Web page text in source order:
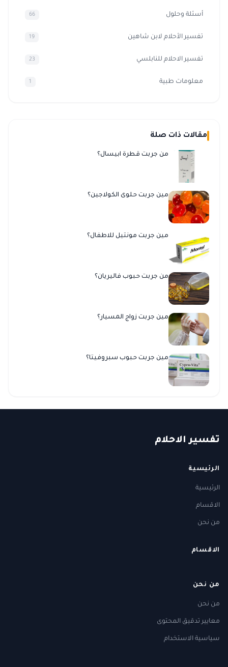
أسئلة وحلول 66
تفسير الأحلام لابن شاهين 19
تفسير الاحلام للنابلسي 23
معلومات طبية 1
مقالات ذات صلة
من جربت قطرة ابيسال؟
مين جربت حلوى الكولاجين؟
مين جربت مونتيل للاطفال؟
من جربت حبوب فاليريان؟
مين جربت زواج المسيار؟
مين جربت حبوب سبروفيتا؟
تفسير الاحلام
الرئيسية
الرئيسية
الاقسام
من نحن
الاقسام
من نحن
من نحن
معايير تدقيق المحتوى
سياسية الاستخدام